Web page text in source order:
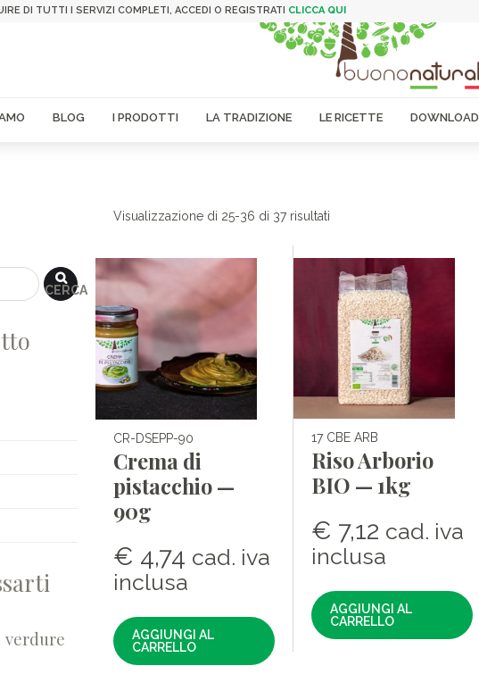
DI TUTTI I SERVIZI COMPLETI, ACCEDI O REGISTRATI CLICCA QUI
BLOG I PRODOTTI LA TRADIZIONE LE RICETTE DOWNLOAD
Visualizzazione di 25-36 di 37 risultati
CR-DSEPP-90
Crema di
pistacchio —
90g
€ 4,74 cad. iva
inclusa
AGGIUNGI AL
CARRELLO
17 CBE ARB
Riso Arborio
BIO — 1kg
€ 7,12 cad. iva
inclusa
AGGIUNGI AL
CARRELLO
CERCA
verdure